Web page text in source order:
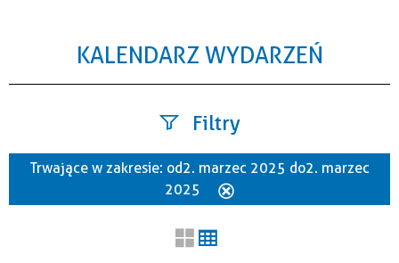
KALENDARZ WYDARZEŃ
Filtry
Szukana fraza
Trwające w zakresie: od 2. marzec 2025 do 2. marzec
2025